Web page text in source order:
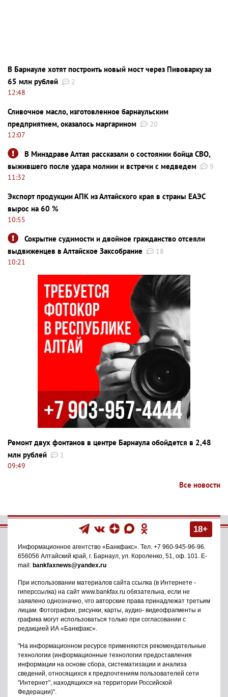
В Барнауле хотят построить новый мост через Пивоварку за
65 млн рублей
2
12:48
Сливочное масло, изготовленное барнаульским
предприятием, оказалось маргарином
20
12:07
В Минздраве Алтая рассказали о состоянии бойца СВО,
выжившего после удара молнии и встречи с медведем
9
11:32
Экспорт продукции АПК из Алтайского края в страны ЕАЭС
вырос на 60 %
10:55
Сокрытие судимости и двойное гражданство отсеяли
выдвиженцев в Алтайское Заксобрание
18
10:21
Ремонт двух фонтанов в центре Барнаула обойдется в 2,48
млн рублей
1
09:49
Все новости
18+
Информационное агентство «Банкфакс» . Тел. +7 960-945-96-96
656056 Алтайский край, г. Барнаул ул. Короленко, 51, оф. 101
. E-
mail: bankfaxnews@yandex.ru
При использовании материалов сайта ссылка (в Интернете -
гиперссылка) на сайт www.bankfax.ru обязательна, если не
заявлено однозначно, что авторские права принадлежат третьим
лицам. Фотографии, рисунки, карты, аудио- видеофрагменты и
графика могут использоваться только при согласовании с
редакцией ИА «Банкфакс».
"На информационном ресурсе применяются рекомендательные
технологии (информационные технологии предоставления
информации на основе сбора, систематизации и анализа
сведений, относящихся к предпочтениям пользователей сети
"Интернет", находящихся на территории Российской
Федерации)".